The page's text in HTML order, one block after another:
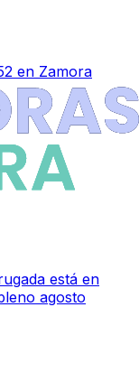
en Zamora
está en
agosto